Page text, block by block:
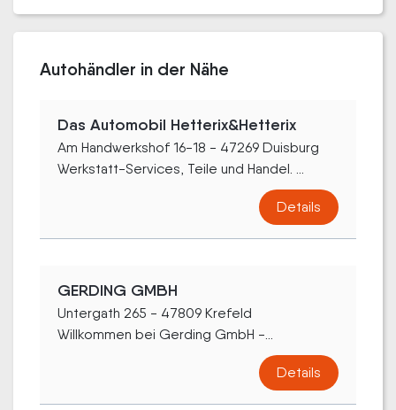
Autohändler in der Nähe
Das Automobil Hetterix&Hetterix
Am Handwerkshof 16-18 - 47269 Duisburg
Werkstatt-Services, Teile und Handel. ...
Details
GERDING GMBH
Untergath 265 - 47809 Krefeld
Willkommen bei Gerding GmbH -...
Details